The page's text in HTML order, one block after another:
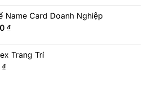
Name Card Doanh Nghiệp
₫
Trang Trí
₫